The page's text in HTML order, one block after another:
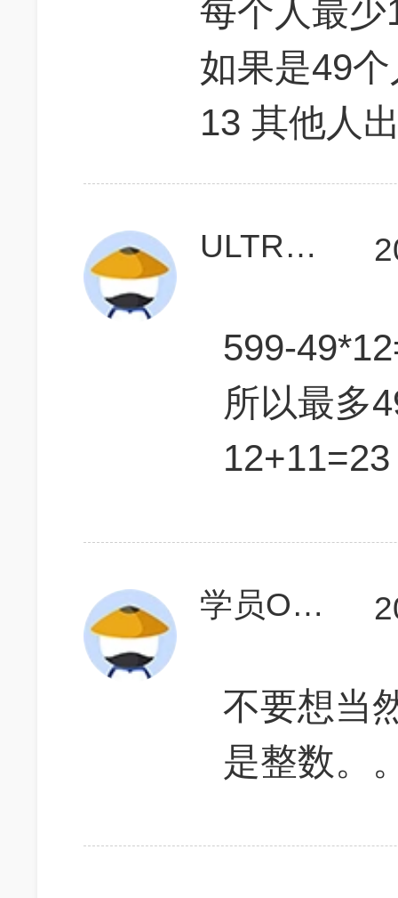
每个人最
如果是49
13 其他人
ULTRAmannn
599-
所以最多
12+11=23
学员OTcCMY
不要想当
是整数。